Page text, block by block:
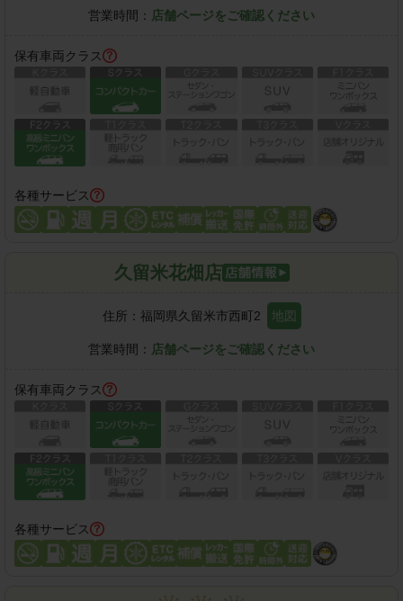
営業時間： 店舗ページをご確認ください
保有車両クラス
各種サービス
久留米花畑店
住所： 福岡県久留米市西町2 地図
営業時間： 店舗ページをご確認ください
保有車両クラス
各種サービス